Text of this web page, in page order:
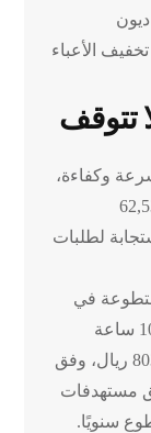
الأعباء
تتوقف
وكفاءة،
العام الماضي مع 62,537
لطلبات
متطوعًا ومتطوعة في
115 فرصة تطوعية متنوعة، بإجمالي 10,567 ساعة
تطوعية، مما حقق عائدًا اقتصاديًا بلغ 803,000 ريال، وفق
مستهدفات